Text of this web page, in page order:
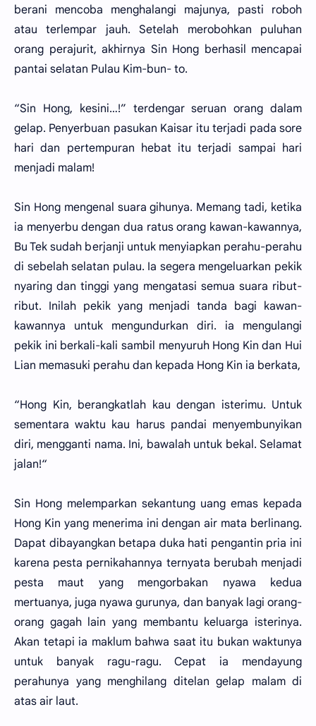
berani mencoba menghalangi majunya, pasti roboh
atau terlempar jauh. Setelah merobohkan puluhan
orang perajurit, akhirnya Sin Hong berhasil mencapai
pantai selatan Pulau Kim-bun- to.
“Sin Hong, kesini…!” terdengar seruan orang dalam
gelap. Penyerbuan pasukan Kaisar itu terjadi pada sore
hari dan pertempuran hebat itu terjadi sampai hari
menjadi malam!
Sin Hong mengenal suara gihunya. Memang tadi, ketika
ia menyerbu dengan dua ratus orang kawan-kawannya,
Bu Tek sudah berjanji untuk menyiapkan perahu-perahu
di sebelah selatan pulau. Ia segera mengeluarkan pekik
nyaring dan tinggi yang mengatasi semua suara ribut-
ribut. Inilah pekik yang menjadi tanda bagi kawan-
kawannya untuk mengundurkan diri. ia mengulangi
pekik ini berkali-kali sambil menyuruh Hong Kin dan Hui
Lian memasuki perahu dan kepada Hong Kin ia berkata,
“Hong Kin, berangkatlah kau dengan isterimu. Untuk
sementara waktu kau harus pandai menyembunyikan
diri, mengganti nama. Ini, bawalah untuk bekal. Selamat
jalan!“
Sin Hong melemparkan sekantung uang emas kepada
Hong Kin yang menerima ini dengan air mata berlinang.
Dapat dibayangkan betapa duka hati pengantin pria ini
karena pesta pernikahannya ternyata berubah menjadi
pesta maut yang mengorbakan nyawa kedua
mertuanya, juga nyawa gurunya, dan banyak lagi orang-
orang gagah lain yang membantu keluarga isterinya.
Akan tetapi ia maklum bahwa saat itu bukan waktunya
untuk banyak ragu-ragu. Cepat ia mendayung
perahunya yang menghilang ditelan gelap malam di
atas air laut.